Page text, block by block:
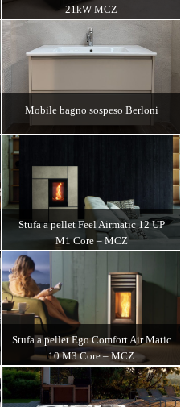
21kW MCZ
Mobile bagno sospeso Berloni
DETTAGLI
Stufa a pellet Feel Airmatic 12 UP
M1 Core – MCZ
DETTAGLI
Stufa a pellet Ego Comfort Air Matic
10 M3 Core – MCZ